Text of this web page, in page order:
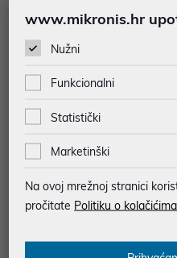
"POPUST" , popusti
DOSTUPNOST NA UPIT
Dodaj u favorite
najam za pravne osobe od 12 do
www.mikronis.hr
Nužni
Funkcionalni
Statistički
Marketinški
Na ovoj mrežnoj stranici
pročitate Politiku o kolačićima